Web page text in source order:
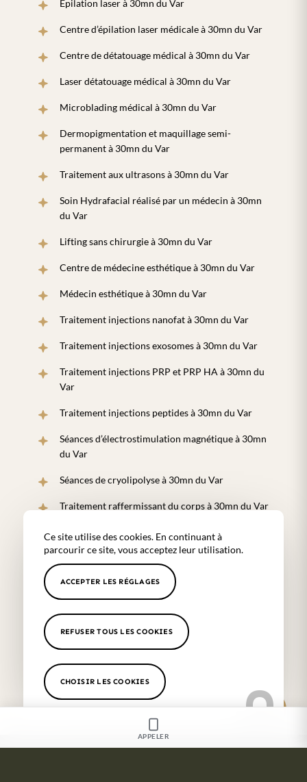
Epilation laser à 30mn du Var
Centre d’épilation laser médicale à 30mn du Var
Centre de détatouage médical à 30mn du Var
Laser détatouage médical à 30mn du Var
Microblading médical à 30mn du Var
Dermopigmentation et maquillage semi-
permanent à 30mn du Var
Traitement aux ultrasons à 30mn du Var
Soin Hydrafacial réalisé par un médecin à 30mn
du Var
Lifting sans chirurgie à 30mn du Var
Centre de médecine esthétique à 30mn du Var
Médecin esthétique à 30mn du Var
Traitement injections nanofat à 30mn du Var
Traitement injections exosomes à 30mn du Var
Traitement injections PRP et PRP HA à 30mn du
Var
Traitement injections peptides à 30mn du Var
Séances d’électrostimulation magnétique à 30mn
du Var
Séances de cryolipolyse à 30mn du Var
Traitement raffermissant du corps à 30mn du Var
Les secteurs proches de notre
cabinetSoin médecine esthétique
pour jeune maman
Marseille 8ème,Aix en Provence
Toulon,Bandol,Hyères,Fuveau, Alpilles
Provence,Baux de Provence,Pélissane
Venelles,Cannes
Ce site utilise des cookies. En continuant à
parcourir ce site, vous acceptez leur utilisation.
ACCEPTER LES RÉGLAGES
REFUSER TOUS LES COOKIES
CHOISIR LES COOKIES
APPELER